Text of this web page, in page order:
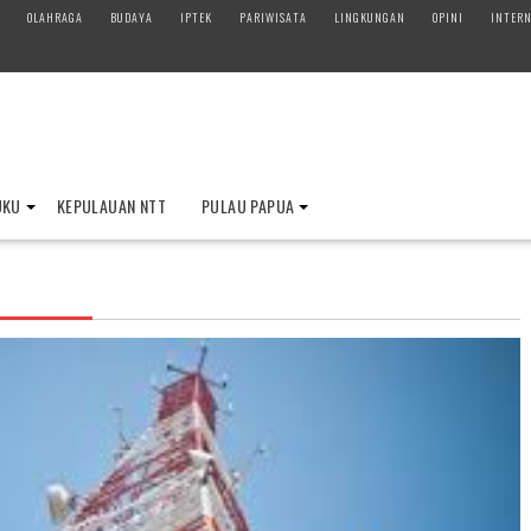
OLAHRAGA BUDAYA IPTEK PARIWISATA LINGKUNGAN OPINI
KEPULAUAN NTT PULAU PAPUA